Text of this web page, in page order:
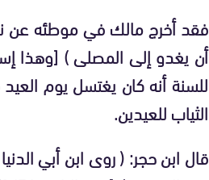
فقد أخرج مالك في موطئه عن
أن يغدو إلى المصلى ) [وهذا
الثياب للعيدين.
قال ابن حجر: ( روى ابن أبي